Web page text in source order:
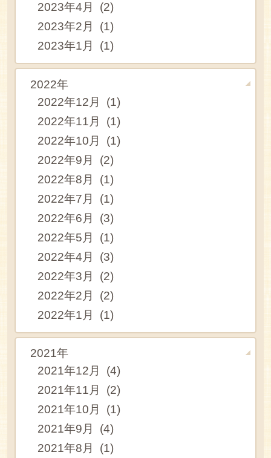
2023年4月 (2)
2023年2月 (1)
2023年1月 (1)
2022年
2022年12月 (1)
2022年11月 (1)
2022年10月 (1)
2022年9月 (2)
2022年8月 (1)
2022年7月 (1)
2022年6月 (3)
2022年5月 (1)
2022年4月 (3)
2022年3月 (2)
2022年2月 (2)
2022年1月 (1)
2021年
2021年12月 (4)
2021年11月 (2)
2021年10月 (1)
2021年9月 (4)
2021年8月 (1)